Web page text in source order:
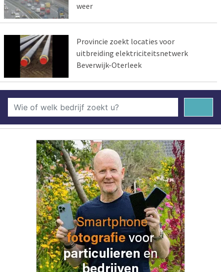
weer
Provincie zoekt locaties voor
uitbreiding elektriciteitsnetwerk
Beverwijk-Oterleek